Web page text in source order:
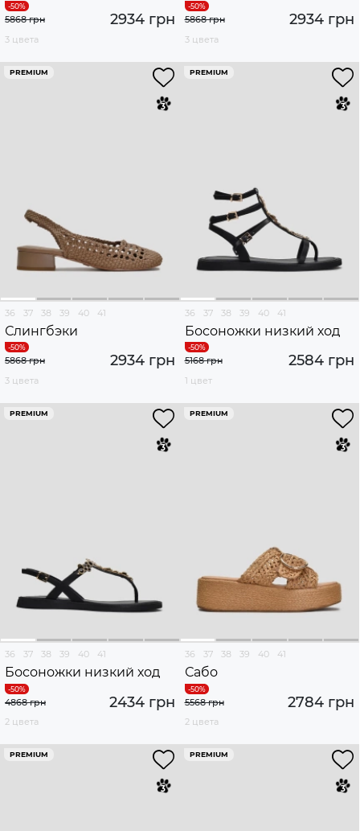
2934 грн
5868 грн
3 цвета
2934 грн
5868 грн
3 цвета
PREMIUM
36 37 38 39 40 41
Слингбэки
2934 грн
5868 грн
3 цвета
PREMIUM
36 37 38 39 40 41
Босоножки низкий ход
2584 грн
5168 грн
1 цвет
PREMIUM
36 37 38 39 40 41
Босоножки низкий ход
2434 грн
4868 грн
2 цвета
PREMIUM
36 37 38 39 40 41
Сабо
2784 грн
5568 грн
2 цвета
PREMIUM PREMIUM